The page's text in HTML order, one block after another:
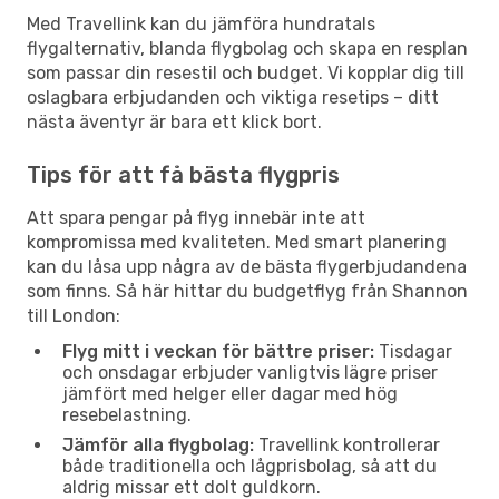
Med Travellink kan du jämföra hundratals
flygalternativ, blanda flygbolag och skapa en resplan
som passar din resestil och budget. Vi kopplar dig till
oslagbara erbjudanden och viktiga resetips – ditt
nästa äventyr är bara ett klick bort.
Tips för att få bästa flygpris
Att spara pengar på flyg innebär inte att
kompromissa med kvaliteten. Med smart planering
kan du låsa upp några av de bästa flygerbjudandena
som finns. Så här hittar du budgetflyg från Shannon
till London:
Flyg mitt i veckan för bättre priser: Tisdagar
och onsdagar erbjuder vanligtvis lägre priser
jämfört med helger eller dagar med hög
resebelastning.
Jämför alla flygbolag: Travellink kontrollerar
både traditionella och lågprisbolag, så att du
aldrig missar ett dolt guldkorn.